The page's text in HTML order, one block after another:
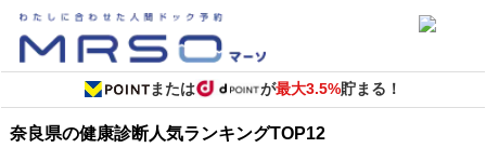
または が最大3.5%貯まる！
奈良県の健康診断人気ランキングTOP12